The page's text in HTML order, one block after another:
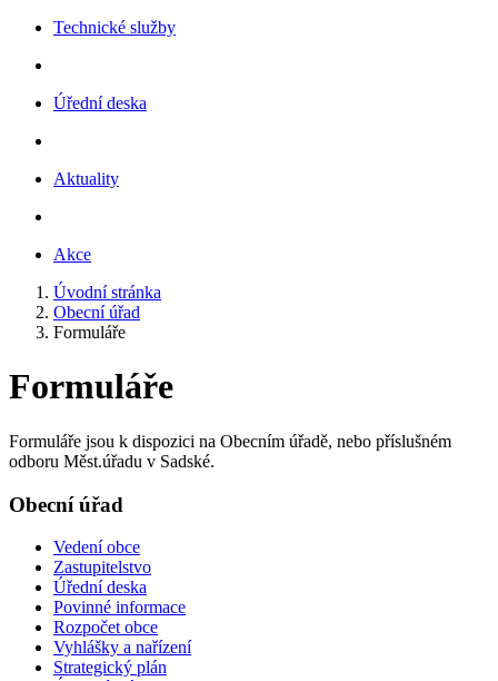
Technické služby
Úřední deska
Aktuality
Akce
Úvodní stránka
Obecní úřad
Formuláře
Formuláře
Formuláře jsou k dispozici na Obecním úřadě, nebo příslušném
odboru Měst.úřadu v Sadské.
Obecní úřad
Vedení obce
Zastupitelstvo
Úřední deska
Povinné informace
Rozpočet obce
Vyhlášky a nařízení
Strategický plán